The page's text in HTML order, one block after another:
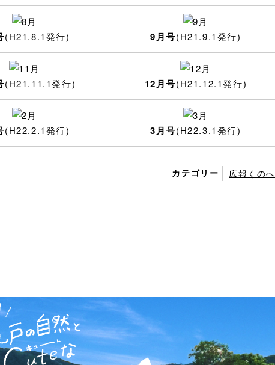
(H21.8.1発行) 9月号(H21.9.1発行)
(H21.11.1発行) 12月号(H21.12.1発行)
(H22.2.1発行) 3月号(H22.3.1発行)
カテゴリー 広報くのへ